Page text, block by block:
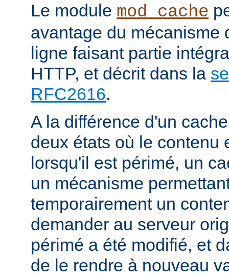
Le module mod_cache
avantage du mécanisme
ligne faisant partie
HTTP, et décrit dans la
RFC2616.
A la différence d'un
deux états où le contenu
lorsqu'il est périmé, un
un mécanisme
temporairement un
demander au serveur
périmé a été modifié, et
de le rendre à nouveau